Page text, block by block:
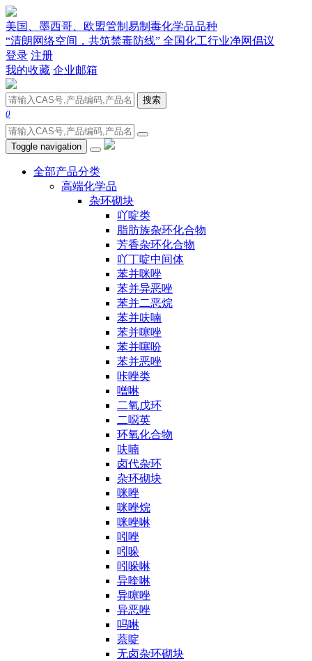
美国、墨西哥、欧盟管制易制毒化学品品种
“清朗网络空间，共筑禁毒防线” 全国化工行业净网倡议
登录 注册
我的收藏 企业邮箱
搜索
0
Toggle navigation
全部产品分类
高端化学品
杂环砌块
吖啶类
脂肪族杂环化合物
芳香杂环化合物
吖丁啶中间体
苯并咪唑
苯并异恶唑
苯并二恶烷
苯并呋喃
苯并噻唑
苯并噻吩
苯并恶唑
咔唑类
噌啉
二氧戊环
二噁英
环氧化合物
呋喃
卤代杂环
杂环砌块
咪唑
咪唑烷
咪唑啉
吲唑
吲哚
吲哚啉
异喹啉
异噻唑
异恶唑
吗啉
萘啶
无卤杂环砌块